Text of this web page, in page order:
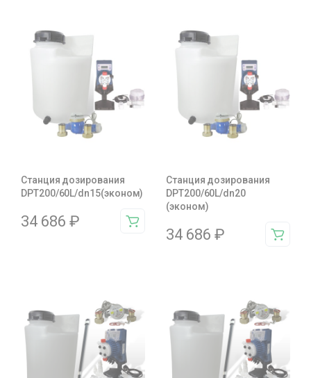
Станция дозирования
DPT200/60L/dn15(эконом)
34 686 ₽
Станция дозирования
DPT200/60L/dn20
(эконом)
34 686 ₽